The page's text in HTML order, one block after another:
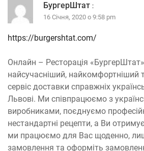
БургерШтат :
16 Січня, 2020 о 9:58 pm
https://burgershtat.com/
Онлайн – Ресторація
найсучасніший, найкомфортніший
сервіс доставки справжніх
Львові. Ми співпрацюємо з
виробниками, поєднуємо
нестандартні рецепти, а Ви
ми працюємо для Вас щоденно,
замовлення та оформіть